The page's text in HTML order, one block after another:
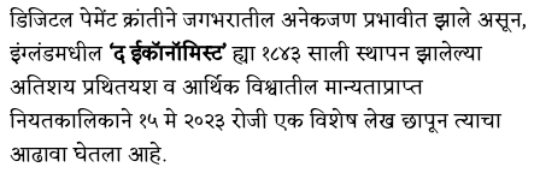
डिजिटल पेमेंट क्रांतीने जगभरातील अनेकजण प्रभावीत झाले असून,
इंग्लंडमधील‘द ईकॉनॉमिस्ट’ह्या १८४३ साली स्थापन झालेल्या
अतिशय प्रथितयश व आर्थिक विश्वातील मान्यताप्राप्त
नियतकालिकाने १५ मे २०२३ रोजी एक विशेष लेख छापून त्याचा
आढावा घेतला आहे.